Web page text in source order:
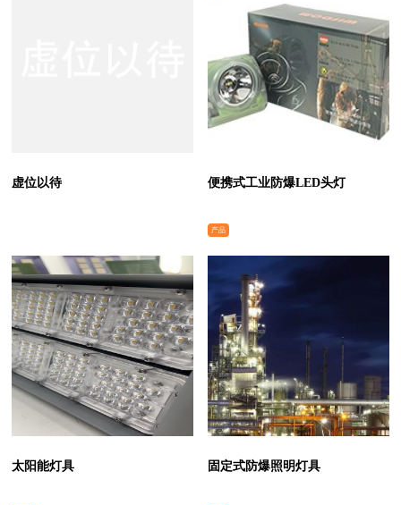
虚位以待 便携式工业防爆LED头灯
产品
太阳能灯具 固定式防爆照明灯具